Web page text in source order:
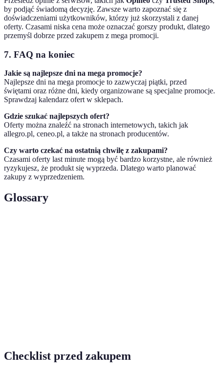
by podjąć świadomą decyzję. Zawsze warto zapoznać się z
doświadczeniami użytkowników, którzy już skorzystali z danej
oferty. Czasami niska cena może oznaczać gorszy produkt, dlatego
przemyśl dobrze przed zakupem z mega promocji.
7. FAQ na koniec
Jakie są najlepsze dni na mega promocje?
Najlepsze dni na mega promocje to zazwyczaj piątki, przed
świętami oraz różne dni, kiedy organizowane są specjalne promocje.
Sprawdzaj kalendarz ofert w sklepach.
Gdzie szukać najlepszych ofert?
Oferty można znaleźć na stronach internetowych, takich jak
allegro.pl, ceneo.pl, a także na stronach producentów.
Czy warto czekać na ostatnią chwilę z zakupami?
Czasami oferty last minute mogą być bardzo korzystne, ale również
ryzykujesz, że produkt się wyprzeda. Dlatego warto planować
zakupy z wyprzedzeniem.
Glossary
Checklist przed zakupem